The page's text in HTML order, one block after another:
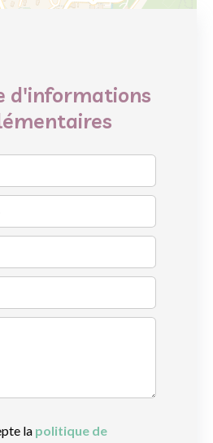
d'informations
la politique de